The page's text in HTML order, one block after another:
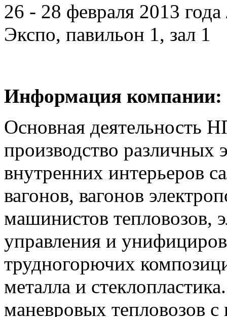
26 - 28 февраля 2013
Экспо, павильон 1, зал 1
Информация компании:
Основная деятельность
производство различных
внутренних интерьеров
вагонов, вагонов
машинистов тепловозов,
управления и
трудногорючих
металла и
маневровых тепловозов